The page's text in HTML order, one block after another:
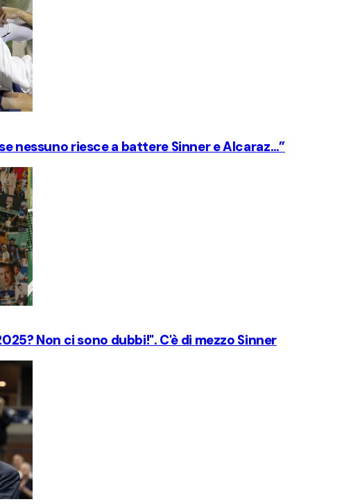
nessuno riesce a battere Sinner e Alcaraz…”
Non ci sono dubbi!". C'è di mezzo Sinner